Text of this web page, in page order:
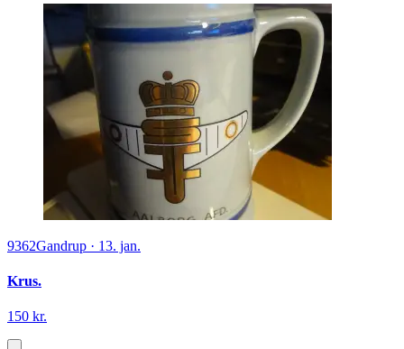
9362Gandrup · 13. jan.
Krus.
150 kr.